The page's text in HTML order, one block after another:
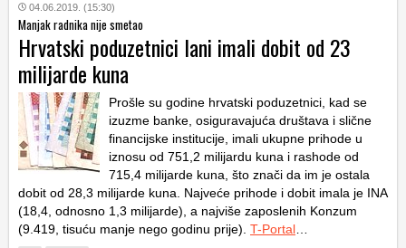
04.06.2019. (15:30)
Manjak radnika nije smetao
Hrvatski poduzetnici lani imali dobit od 23
milijarde kuna
Prošle su godine hrvatski poduzetnici, kad se
izuzme banke, osiguravajuća društava i slične
financijske institucije, imali ukupne prihode u
iznosu od 751,2 milijardu kuna i rashode od
715,4 milijarde kuna, što znači da im je ostala
dobit od 28,3 milijarde kuna. Najveće prihode i dobit imala je INA
(18,4, odnosno 1,3 milijarde), a najviše zaposlenih Konzum
(9.419, tisuću manje nego godinu prije). T-Portal